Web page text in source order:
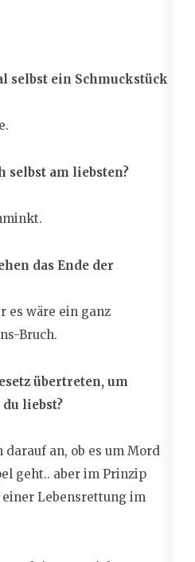
selbst ein Schmuckstück
selbst am liebsten?
das Ende der
es wäre ein ganz
Bruch.
übertreten, um
liebst?
an, ob es um Mord
geht.. aber im Prinzip
Lebensrettung im